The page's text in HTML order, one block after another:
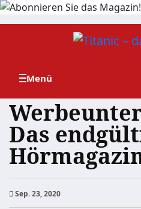
Zum
Das
Sep. 23, 2020